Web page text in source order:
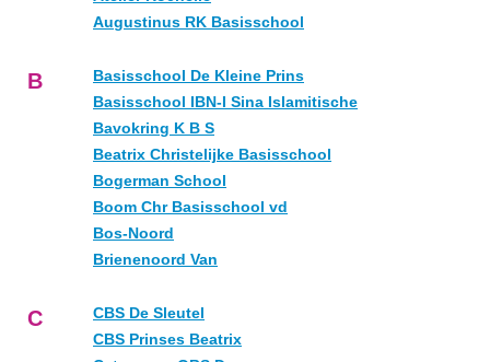
Augustinus RK Basisschool
B
Basisschool De Kleine Prins
Basisschool IBN-I Sina Islamitische
Bavokring K B S
Beatrix Christelijke Basisschool
Bogerman School
Boom Chr Basisschool vd
Bos-Noord
Brienenoord Van
C
CBS De Sleutel
CBS Prinses Beatrix